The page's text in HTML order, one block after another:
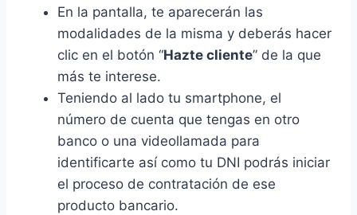
En la pantalla, te aparecerán las
modalidades de la misma y deberás hacer
clic en el botón “Hazte cliente” de la que
más te interese.
Teniendo al lado tu smartphone, el
número de cuenta que tengas en otro
banco o una videollamada para
identificarte así como tu DNI podrás iniciar
el proceso de contratación de ese
producto bancario.